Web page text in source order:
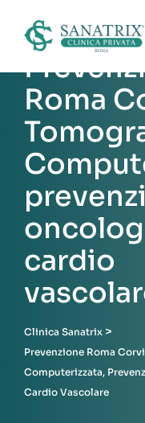
content
Roma
cardio
Clinica Sanatrix >
Prevenzione Roma
Computerizzata,
Cardio Vascolare